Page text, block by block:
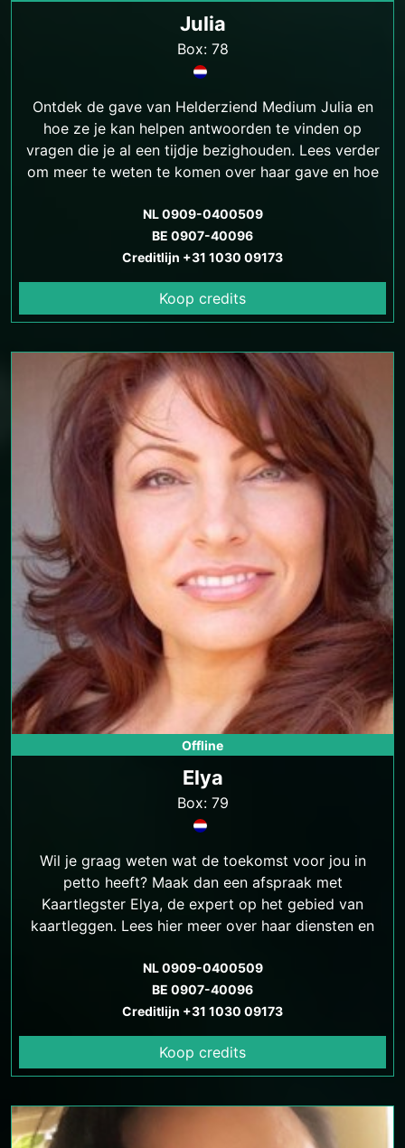
Julia
Box: 78
Ontdek de gave van Helderziend Medium Julia en
hoe ze je kan helpen antwoorden te vinden op
vragen die je al een tijdje bezighouden. Lees verder
om meer te weten te komen over haar gave en hoe
NL 0909-0400509
BE 0907-40096
Creditlijn +31 1030 09173
Koop credits
Offline
Elya
Box: 79
Wil je graag weten wat de toekomst voor jou in
petto heeft? Maak dan een afspraak met
Kaartlegster Elya, de expert op het gebied van
kaartleggen. Lees hier meer over haar diensten en
NL 0909-0400509
BE 0907-40096
Creditlijn +31 1030 09173
Koop credits